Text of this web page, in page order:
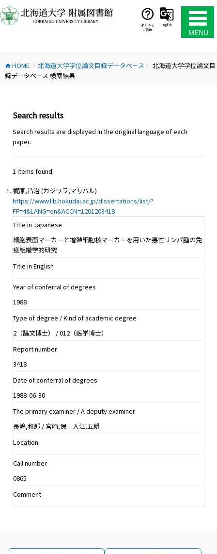
ン
テ
ス
キ
よくある
ご質問
English
home HOME chevron_right 北海道大学学位論文目録データベース chevron_right
北海道大学学位論文目
録データベース 検索結果
Search results
Search results are displayed in the origlnal language of each
paper.
1 items found.
梶原,昌治 (カジワラ,マサハル)
https://www.lib.hokudai.ac.jp/dissertations/list/?
FF=4&LANG=en&ACCN=1201203418
Title in Japanese
細胞表面マーカーと増殖細胞核マーカーを用いた悪性リンパ腫の免
疫組織学的研究
Title in English
Year of conferral of degrees
1988
Type of degree / Kind of academic degree
2（論文博士） / 012（医学博士）
Report number
3418
Date of conferral of degrees
1988-06-30
The primary examiner / A deputy examiner
長嶋,和郎 / 宮崎,保 入江,五朗
Location
Call number
0865
Comment